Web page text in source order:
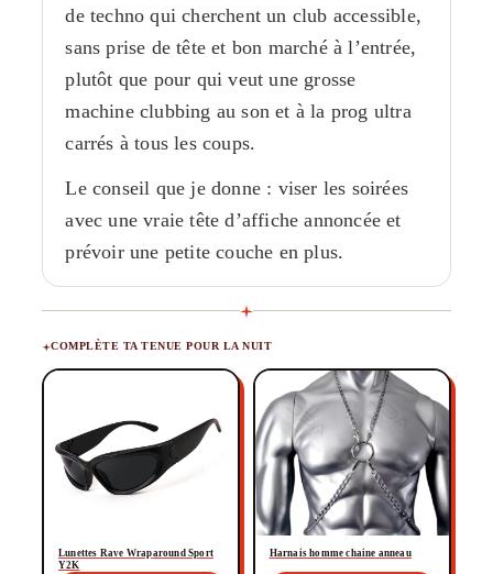
de techno qui cherchent un club accessible,
sans prise de tête et bon marché à l’entrée,
plutôt que pour qui veut une grosse
machine clubbing au son et à la prog ultra
carrés à tous les coups.
Le conseil que je donne : viser les soirées
avec une vraie tête d’affiche annoncée et
prévoir une petite couche en plus.
COMPLÈTE TA TENUE POUR LA NUIT
Lunettes Rave Wraparound Sport
Y2K
Harnais homme chaine anneau